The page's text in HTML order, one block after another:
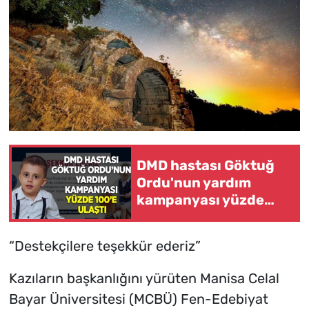
DMD hastası Göktuğ
Ordu'nun yardım
kampanyası yüzde
“Destekçilere teşekkür ederiz”
Kazıların başkanlığını yürüten Manisa Celal
Bayar Üniversitesi (MCBÜ) Fen-Edebiyat